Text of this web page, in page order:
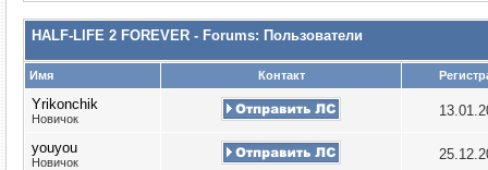
HALF-LIFE 2 FOREVER - Forums: Пользователи
Имя Контакт
Yrikonchik
Новичок
youyou
Новичок